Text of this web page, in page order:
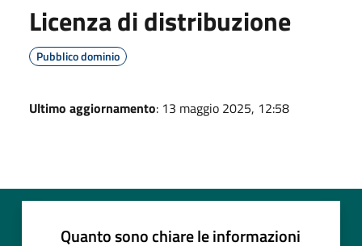
Licenza di distribuzione
Pubblico dominio
Ultimo aggiornamento: 13 maggio 2025, 12:58
Quanto sono chiare le informazioni